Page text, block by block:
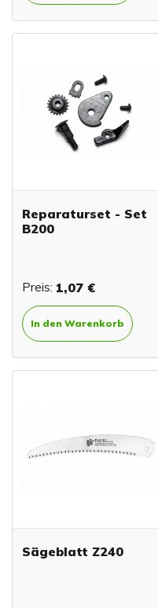
Reparaturset - Set
B200
Preis: 1,07 €
In den Warenkorb
Sägeblatt Z240